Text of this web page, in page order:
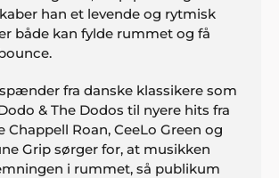
han et levende og rytmisk
både kan fylde rummet og få
fra danske klassikere som
& The Dodos til nyere hits fra
Chappell Roan, CeeLo Green og
Grip sørger for, at musikken
i rummet, så publikum